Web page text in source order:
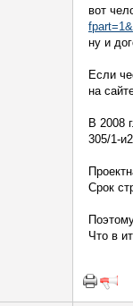
вот
ну и
Если
на
В 2008
305/1-
Срок
Что в